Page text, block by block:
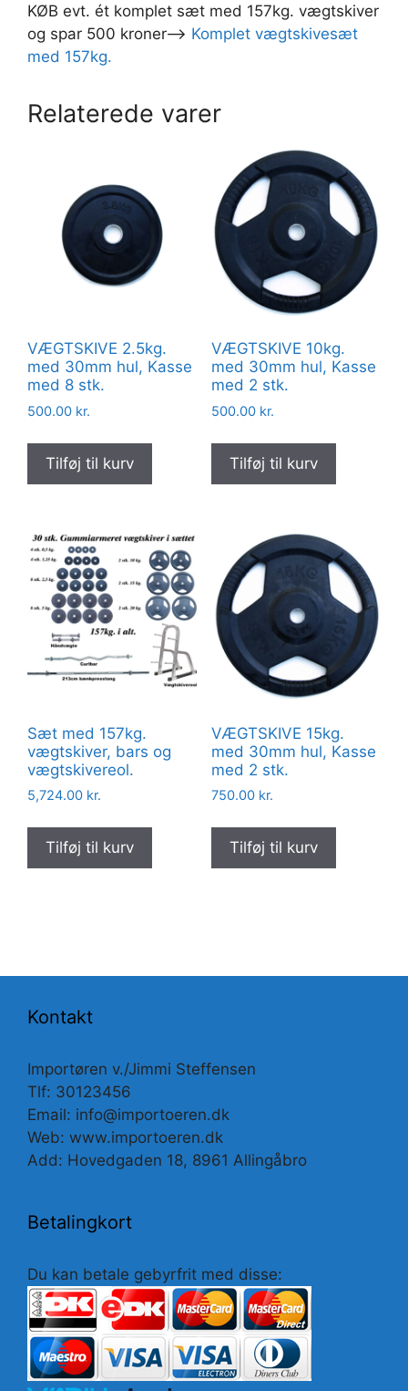
KØB evt. ét komplet sæt med 157kg. vægtskiver
og spar 500 kroner—> Komplet vægtskivesæt
med 157kg.
Relaterede varer
VÆGTSKIVE 2.5kg.
med 30mm hul, Kasse
med 8 stk.
500.00 kr.
Tilføj til kurv
VÆGTSKIVE 10kg.
med 30mm hul, Kasse
med 2 stk.
500.00 kr.
Tilføj til kurv
Sæt med 157kg.
vægtskiver, bars og
vægtskivereol.
5,724.00 kr.
Tilføj til kurv
VÆGTSKIVE 15kg.
med 30mm hul, Kasse
med 2 stk.
750.00 kr.
Tilføj til kurv
Kontakt
Importøren v./Jimmi Steffensen
Tlf: 30123456
Email: info@importoeren.dk
Web: www.importoeren.dk
Add: Hovedgaden 18, 8961 Allingåbro
Betalingkort
Du kan betale gebyrfrit med disse: